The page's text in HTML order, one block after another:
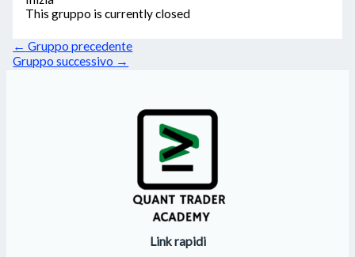
This gruppo is currently closed
← Gruppo precedente
Gruppo successivo →
Link rapidi